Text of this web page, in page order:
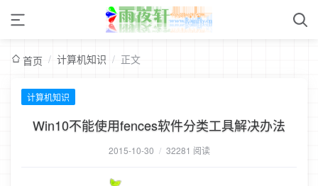
首页 / 计算机知识 / 正文
计算机知识
Win10不能使用fences软件分类工具解决办法
2015-10-30 / 32281 阅读